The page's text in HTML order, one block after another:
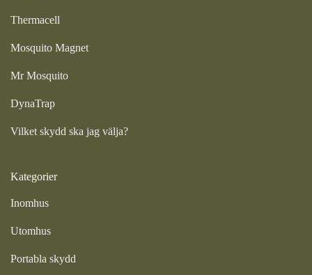
Thermacell
Mosquito Magnet
Mr Mosquito
DynaTrap
Vilket skydd ska jag välja?
Kategorier
Inomhus
Utomhus
Portabla skydd